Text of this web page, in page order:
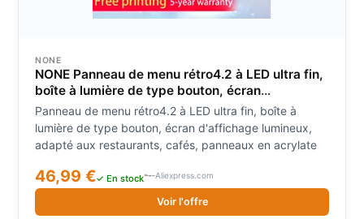
NONE
NONE Panneau de menu rétro4.2 à LED ultra fin,
boîte à lumière de type bouton, écran
d'affichage lumineux, adapté aux restaurants,
cafés, panneaux en acrylate
Panneau de menu rétro4.2 à LED ultra fin, boîte à
lumière de type bouton, écran d'affichage lumineux,
adapté aux restaurants, cafés, panneaux en acrylate
46,99 €✓ En stock Aliexpress.com
Voir l'offre